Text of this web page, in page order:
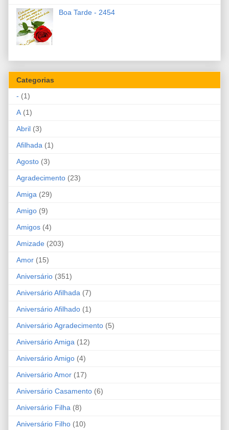
Boa Tarde - 2454
Categorias
- (1)
A (1)
Abril (3)
Afilhada (1)
Agosto (3)
Agradecimento (23)
Amiga (29)
Amigo (9)
Amigos (4)
Amizade (203)
Amor (15)
Aniversário (351)
Aniversário Afilhada (7)
Aniversário Afilhado (1)
Aniversário Agradecimento (5)
Aniversário Amiga (12)
Aniversário Amigo (4)
Aniversário Amor (17)
Aniversário Casamento (6)
Aniversário Filha (8)
Aniversário Filho (10)